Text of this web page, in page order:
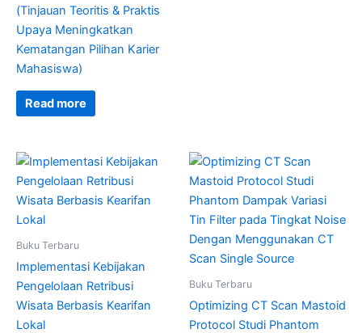
(Tinjauan Teoritis & Praktis
Upaya Meningkatkan
Kematangan Pilihan Karier
Mahasiswa)
Read more
Buku Terbaru
Implementasi Kebijakan
Pengelolaan Retribusi
Wisata Berbasis Kearifan
Lokal
Buku Terbaru
Optimizing CT Scan Mastoid
Protocol Studi Phantom